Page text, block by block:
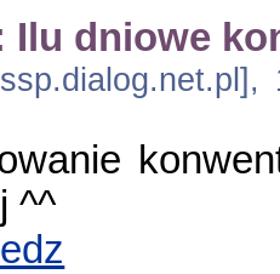
Ilu dniowe
^^